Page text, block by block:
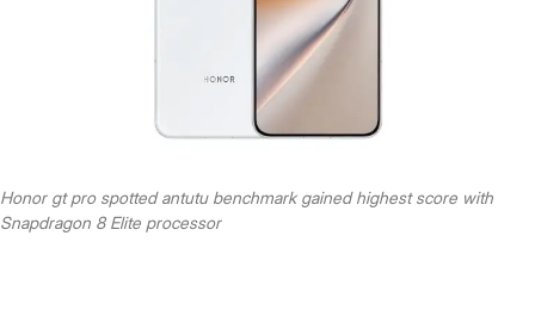
Honor gt pro spotted antutu benchmark gained highest score with
Snapdragon 8 Elite processor